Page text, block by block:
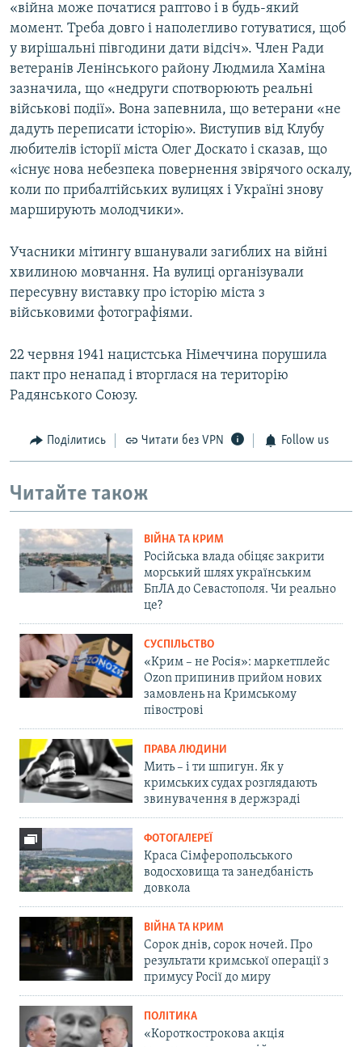
«війна може початися раптово і в будь-який
момент. Треба довго і наполегливо готуватися, щоб
у вирішальні півгодини дати відсіч». Член Ради
ветеранів Ленінського району Людмила Хаміна
зазначила, що «недруги спотворюють реальні
військові події». Вона запевнила, що ветерани «не
дадуть переписати історію». Виступив від Клубу
любителів історії міста Олег Доскато і сказав, що
«існує нова небезпека повернення звірячого оскалу,
коли по прибалтійських вулицях і Україні знову
марширують молодчики».
Учасники мітингу вшанували загиблих на війні
хвилиною мовчання. На вулиці організували
пересувну виставку про історію міста з
військовими фотографіями.
22 червня 1941 нацистська Німеччина порушила
пакт про ненапад і вторглася на територію
Радянського Союзу.
Поділитись Читати без VPN Follow us
Читайте також
ВІЙНА ТА КРИМ
Російська влада обіцяє закрити
морський шлях українським
БпЛА до Севастополя. Чи реально
це?
СУСПІЛЬСТВО
«Крим – не Росія»: маркетплейс
Ozon припинив прийом нових
замовлень на Кримському
півострові
ПРАВА ЛЮДИНИ
Мить – і ти шпигун. Як у
кримських судах розглядають
звинувачення в держзраді
ФОТОГАЛЕРЕЇ
Краса Сімферопольського
водосховища та занедбаність
довкола
ВІЙНА ТА КРИМ
Сорок днів, сорок ночей. Про
результати кримської операції з
примусу Росії до миру
ПОЛІТИКА
«Короткострокова акція